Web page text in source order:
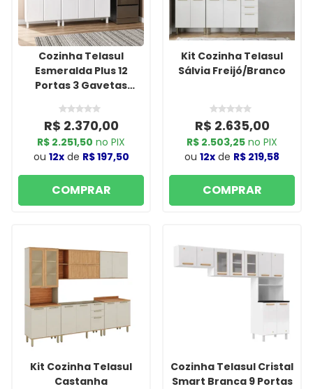
Cozinha Telasul
Esmeralda Plus 12
Portas 3 Gavetas
R$ 2.370,00
R$ 2.251,50 no PIX
ou 12xde R$ 197,50
COMPRAR
Kit Cozinha Telasul
Sálvia Freijó/Branco
R$ 2.635,00
R$ 2.503,25 no PIX
ou 12x de R$ 219,58
COMPRAR
Kit Cozinha Telasul
Castanha
Cozinha Telasul Cristal
Smart Branca 9 Portas